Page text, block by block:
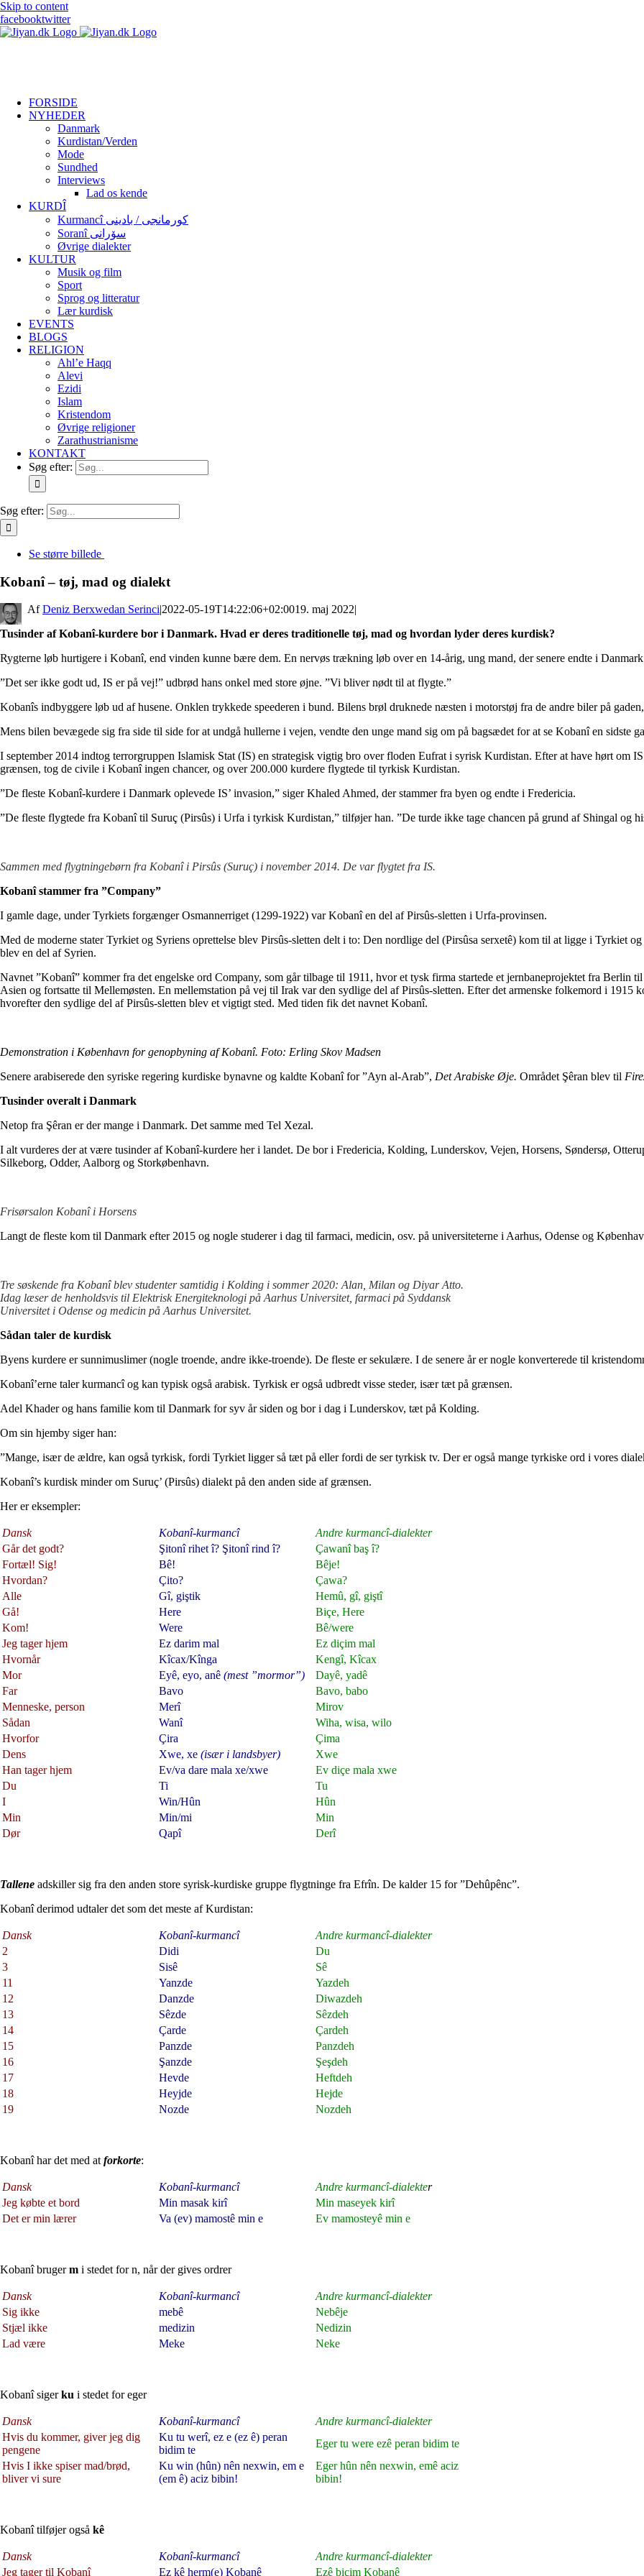
Skip to content
facebooktwitter
FORSIDE
NYHEDER
Danmark
Kurdistan/Verden
Mode
Sundhed
Interviews
Lad os kende
KURDÎ
Kurmancî کورمانجی / بادینی
Soranî سۆرانی
Øvrige dialekter
KULTUR
Musik og film
Sport
Sprog og litteratur
Lær kurdisk
EVENTS
BLOGS
RELIGION
Ahl’e Haqq
Alevi
Ezidi
Islam
Kristendom
Øvrige religioner
Zarathustrianisme
KONTAKT
Søg efter:
Søg efter:
Se større billede
Kobanî – tøj, mad og dialekt
By Deniz Berxwedan Serinci|2022-05-19T14:22:06+02:0019. maj 2022|
Tusinder af Kobanî-kurdere bor i Danmark. Hvad er deres traditionelle tøj, mad og hvordan lyder deres kurdisk?
Rygterne løb hurtigere i Kobanî, end vinden kunne bære dem. En nervøs trækning løb over en 14-årig, ung mand, der senere endte i
”Det ser ikke godt ud, IS er på vej!” udbrød hans onkel med store øjne. ”Vi bliver nødt til at flygte.”
Kobanîs indbyggere løb ud af husene. Onklen trykkede speederen i bund. Bilens brøl druknede næsten i motorstøj fra de andre biler på
Mens bilen bevægede sig fra side til side for at undgå hullerne i vejen, vendte den unge mand sig om på bagsædet for at se Kobanî en sidste
I september 2014 indtog terrorgruppen Islamisk Stat (IS) en strategisk vigtig bro over floden Eufrat i syrisk Kurdistan. Efter at have hørt om
grænsen, tog de civile i Kobanî ingen chancer, og over 200.000 kurdere flygtede til tyrkisk Kurdistan.
”De fleste Kobanî-kurdere i Danmark oplevede IS’ invasion,” siger Khaled Ahmed, der stammer fra byen og endte i Fredericia.
”De fleste flygtede fra Kobanî til Suruç (Pirsûs) i Urfa i tyrkisk Kurdistan,” tilføjer han. ”De turde ikke tage chancen på grund af Shingal og
Sammen med flygtningebørn fra Kobanî i Pirsûs (Suruç) i november 2014. De var flygtet fra IS.
Kobanî stammer fra ”Company”
I gamle dage, under Tyrkiets forgænger Osmannerriget (1299-1922) var Kobanî en del af Pirsûs-sletten i Urfa-provinsen.
Med de moderne stater Tyrkiet og Syriens oprettelse blev Pirsûs-sletten delt i to: Den nordlige del (Pirsûsa serxetê) kom til at ligge i Tyrkiet
blev en del af Syrien.
Navnet ”Kobanî” kommer fra det engelske ord Company, som går tilbage til 1911, hvor et tysk firma startede et jernbaneprojektet fra
Asien og fortsatte til Mellemøsten. En mellemstation på vej til Irak var den sydlige del af Pirsûs-sletten. Efter det armenske folkemord i 1915
hvorefter den sydlige del af Pirsûs-sletten blev et vigtigt sted. Med tiden fik det navnet Kobanî.
Demonstration i København for genopbyning af Kobanî. Foto: Erling Skov Madsen
Senere arabiserede den syriske regering kurdiske bynavne og kaldte Kobanî for ”Ayn al-Arab”, Det Arabiske Øje. Området Şêran blev til
Tusinder overalt i Danmark
Netop fra Şêran er der mange i Danmark. Det samme med Tel Xezal.
I alt vurderes der at være tusinder af Kobanî-kurdere her i landet. De bor i Fredericia, Kolding, Lunderskov, Vejen, Horsens, Søndersø,
Silkeborg, Odder, Aalborg og Storkøbenhavn.
Frisørsalon Kobanî i Horsens
Langt de fleste kom til Danmark efter 2015 og nogle studerer i dag til farmaci, medicin, osv. på universiteterne i Aarhus, Odense og
Tre søskende fra Kobanî blev studenter samtidig i Kolding i sommer 2020: Alan, Milan og Diyar Atto.
Idag læser de henholdsvis til Elektrisk Energiteknologi på Aarhus Universitet, farmaci på Syddansk
Universitet i Odense og medicin på Aarhus Universitet.
Sådan taler de kurdisk
Byens kurdere er sunnimuslimer (nogle troende, andre ikke-troende). De fleste er sekulære. I de senere år er nogle konverterede til
Kobanî’erne taler kurmancî og kan typisk også arabisk. Tyrkisk er også udbredt visse steder, især tæt på grænsen.
Adel Khader og hans familie kom til Danmark for syv år siden og bor i dag i Lunderskov, tæt på Kolding.
Om sin hjemby siger han:
”Mange, især de ældre, kan også tyrkisk, fordi Tyrkiet ligger så tæt på eller fordi de ser tyrkisk tv. Der er også mange tyrkiske ord i vores
Kobanî’s kurdisk minder om Suruç’ (Pirsûs) dialekt på den anden side af grænsen.
Her er eksempler:
Dansk Kobanî-kurmancî
Andre kurmancî-dialekter
Går det godt?
Şitonî rihet î? Şitonî rind î?
Çawanî baş î?
Fortæl! Sig!
Bê!
Bêje!
Hvordan?
Çito?
Çawa?
Alle
Gî, giştik
Hemû, gî, giştî
Gå!
Here
Biçe, Here
Kom!
Were
Bê/were
Jeg tager hjem
Ez darim mal
Ez diçim mal
Hvornår
Kîcax/Kînga
Kengî, Kîcax
Mor
Eyê, eyo, anê (mest ”mormor”)
Dayê, yadê
Far
Bavo
Bavo, babo
Menneske, person
Merî
Mirov
Sådan
Wanî
Wiha, wisa, wilo
Hvorfor
Çira
Çima
Dens
Xwe, xe (især i landsbyer)
Xwe
Han tager hjem
Ev/va dare mala xe/xwe
Ev diçe mala xwe
Du
Ti
Tu
I
Win/Hûn
Hûn
Min
Min/mi
Min
Dør
Qapî Derî
Tallene adskiller sig fra den anden store syrisk-kurdiske gruppe flygtninge fra Efrîn. De kalder 15 for ”Dehûpênc”.
Kobanî derimod udtaler det som det meste af Kurdistan:
Dansk Kobanî-kurmancî
Andre kurmancî-dialekter
2
Didi
Du
3
Sisê
Sê
11
Yanzde
Yazdeh
12
Danzde
Diwazdeh
13
Sêzde
Sêzdeh
14
Çarde
Çardeh
15
Panzde
Panzdeh
16
Şanzde
Şeşdeh
17
Hevde
Heftdeh
18
Heyjde
Hejde
19
Nozde Nozdeh
Kobanî har det med atforkorte:
Dansk Kobanî-kurmancî Andre kurmancî-dialekter
Jeg købte et bord
Min masak kirî
Min maseyek kirî
Det er min lærer
Va (ev) mamostê min e Ev mamosteyê min e
Kobanî brugerm i stedet for n, når der gives ordrer
Dansk Kobanî-kurmancî
Andre kurmancî-dialekter
Sig ikke
mebê
Nebêje
Stjæl ikke
medizin
Nedizin
Lad være
Meke Neke
Kobanî sigerku i stedet for eger
Dansk Kobanî-kurmancî
Andre kurmancî-dialekter
Hvis du kommer, giver jeg dig
pengene
Ku tu werî, ez e (ez ê) peran
bidim te
Eger tu were ezê peran bidim te
Hvis I ikke spiser mad/brød,
bliver vi sure
Ku win (hûn) nên nexwin, em e
(em ê) aciz bibin!
Eger hûn nên nexwin, emê aciz
bibin!
Kobanî tilføjer også kê
Dansk Kobanî-kurmancî
Andre kurmancî-dialekter
Jeg tager til Kobanî
Ez kê herm(e) Kobanê Ezê biçim Kobanê